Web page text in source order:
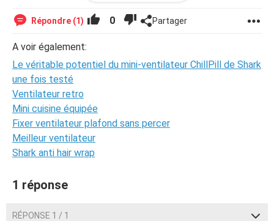
fizkes - stock.adobe.com
Le mini-ventilateur ChillPill de Shark fait fureur. Il est à la
fois ventilateur, brumisateur et même offre une fonction
de fraîcheur instantanée pour la peau. Après un week-end
d'utilisation intense, sa performance m'a bluffée : l'effet
rafraîchissant a été immédiat et sa batterie a duré plus
que je ne l'espérais. Cependant, son mode boost est
assez bruyant et son prix pourrait décourager certains,
129,99€ hors soldes. En somme, un excellent compagnon
d'été pour ceux qui aiment rester au frais. Et-vous, quelles
sont vos astuces pour vous rafraîchir pendant l'été ?
Répondre (1) 0 Partager
A voir également:
Le véritable potentiel du mini-ventilateur ChillPill de Shark
une fois testé
Ventilateur retro
Mini cuisine équipée
Fixer ventilateur plafond sans percer
Meilleur ventilateur
Shark anti hair wrap
1 réponse
RÉPONSE 1 / 1